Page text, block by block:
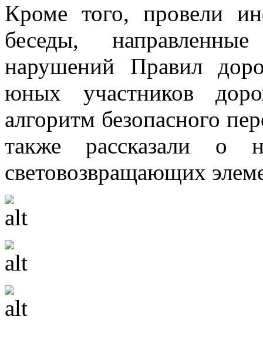
Кроме того, провели
беседы,
нарушений Правил
юных участников
алгоритм безопасного
также рассказали о
световозвращающих